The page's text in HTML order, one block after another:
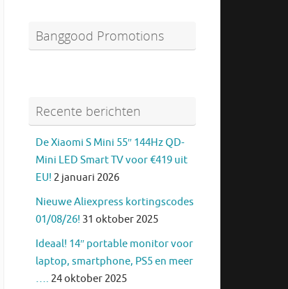
Banggood Promotions
Recente berichten
De Xiaomi S Mini 55″ 144Hz QD-
Mini LED Smart TV voor €419 uit
EU! 2 januari 2026
Nieuwe Aliexpress kortingscodes
01/08/26! 31 oktober 2025
Ideaal! 14″ portable monitor voor
laptop, smartphone, PS5 en meer
…. 24 oktober 2025